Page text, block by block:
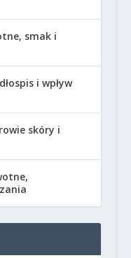
smak i
i wpływ
skóry i